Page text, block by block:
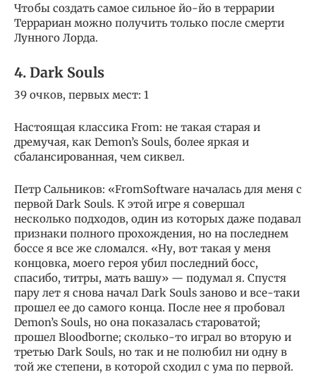
Чтобы создать самое сильное йо-йо в террарии
Террариан можно получить только после смерти
Лунного Лорда.
4. Dark Souls
39 очков, первых мест: 1
Настоящая классика From: не такая старая и
дремучая, как Demon’s Souls, более яркая и
сбалансированная, чем сиквел.
Петр Сальников: «FromSoftware началась для меня с
первой Dark Souls. К этой игре я совершал
несколько подходов, один из которых даже подавал
признаки полного прохождения, но на последнем
боссе я все же сломался. «Ну, вот такая у меня
концовка, моего героя убил последний босс,
спасибо, титры, мать вашу» — подумал я. Спустя
пару лет я снова начал Dark Souls заново и все-таки
прошел ее до самого конца. После нее я пробовал
Demon’s Souls, но она показалась староватой;
прошел Bloodborne; сколько-то играл во вторую и
третью Dark Souls, но так и не полюбил ни одну в
той же степени, в которой сходил с ума по первой.